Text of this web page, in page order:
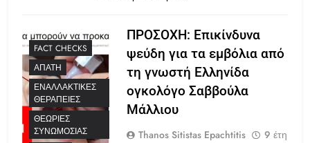
FACT CHECKS
ΑΠΆΤΗ
ΕΝΑΛΛΑΚΤΙΚΈΣ
ΘΕΡΑΠΕΊΕΣ
ΘΕΩΡΊΕΣ
ΣΥΝΩΜΟΣΊΑΣ
ΠΡΟΣΟΧΗ: Επικίνδυνα
ψεύδη για τα εμβόλια από
τη γνωστή Ελληνίδα
ογκολόγο Σαββούλα
Μάλλιου
Thanos Sitistas Epachtitis
9 έτη